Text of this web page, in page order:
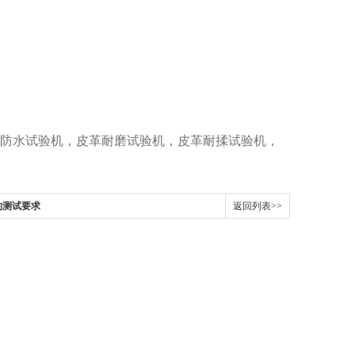
水试验机，皮革耐磨试验机，皮革耐揉试验机，
测试要求 返回列表>>